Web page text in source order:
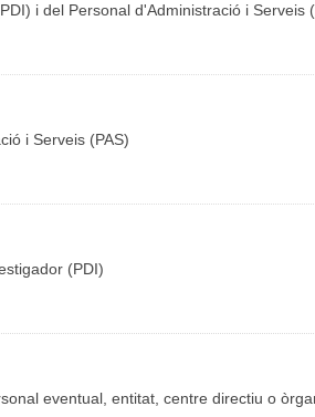
i del Personal d'Administració i Serveis
i Serveis (PAS)
(PDI)
eventual, entitat, centre directiu o